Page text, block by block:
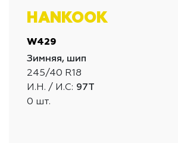
HANKOOK
W429
Зимняя, шип
245/40 R18
И.Н. / И.С: 97T
0 шт.